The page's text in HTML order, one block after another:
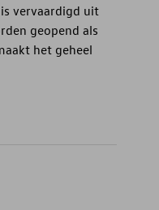
vervaardigd uit
geopend als
het geheel